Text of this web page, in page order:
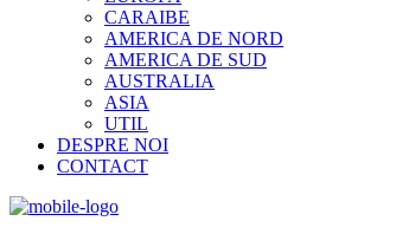
CARAIBE
AMERICA DE NORD
AMERICA DE SUD
AUSTRALIA
ASIA
UTIL
DESPRE NOI
CONTACT